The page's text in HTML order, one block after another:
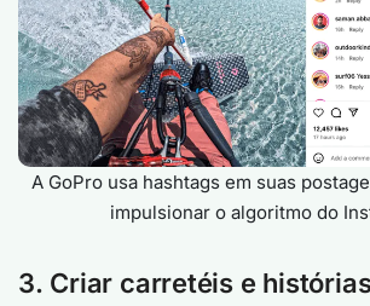
A GoPro usa hashtags em suas
impulsionar o algoritmo do
3. Criar carretéis e